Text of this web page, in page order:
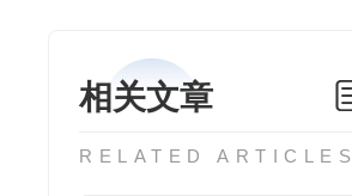
相关文章
RELATED ARTICLES